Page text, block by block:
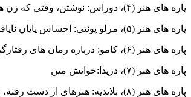
پاره های هنر (۴)، دوراس: نوشتن، وقتی که زن هستی…
پاره های هنر (۵)، مرلو پونتی: احساس پایان نایافتگی
پاره های هنر (۶)، کامو: درباره رمان های رفتارگرا
پاره های هنر (۷)، دریدا:خوانش متن
پاره های هنر (۸)، بلاندیه: هنرهای از دست رفته، جمع نقاب ها